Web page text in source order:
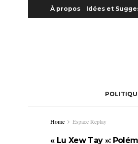
À propos Idées et
Home Espace Replay
« Lu Xew Tay »: